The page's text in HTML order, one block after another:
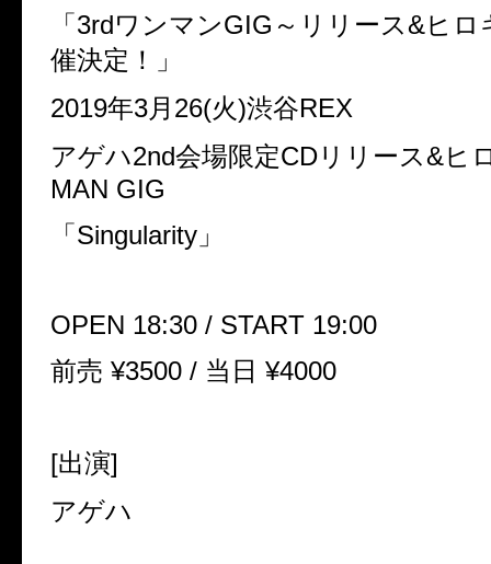
「 3rdワンマンGIG ～リリース&ヒロ
催決定！」
2019年3月 26(火)渋谷REX
アゲハ2nd会場限定CDリリース&ヒ
MAN GIG
「 Singularity 」
OPEN 18:30 / START 19:00
前売 ¥3500 / 当日 ¥4000
[出演]
アゲハ